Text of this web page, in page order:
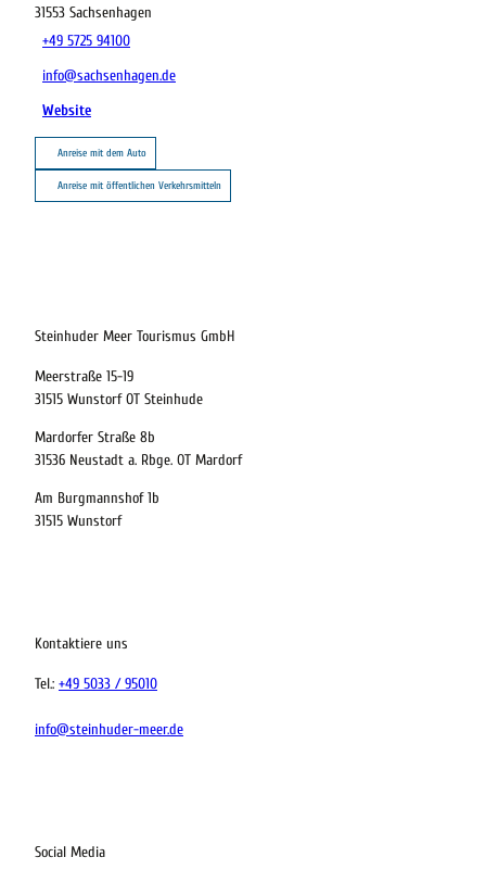
Kinder
buchen
31553 Sachsenhagen
+49 5725 94100
info@sachsenhagen.de
Website
Anreise mit dem Auto
Anreise mit öffentlichen Verkehrsmitteln
Steinhuder Meer Tourismus GmbH
Meerstraße 15-19
31515 Wunstorf OT Steinhude
Mardorfer Straße 8b
31536 Neustadt a. Rbge. OT Mardorf
Am Burgmannshof 1b
31515 Wunstorf
Kontaktiere uns
Tel.: +49 5033 / 95010
info@steinhuder-meer.de
Social Media